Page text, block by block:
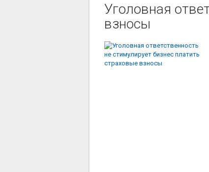
Уголовная
взносы